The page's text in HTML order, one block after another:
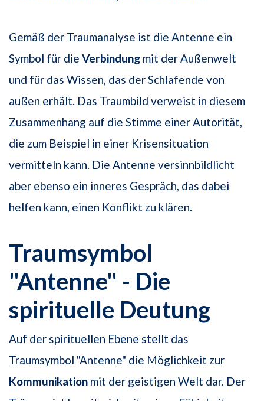
Gemäß der Traumanalyse ist die Antenne ein
Symbol für die Verbindung mit der Außenwelt
und für das Wissen, das der Schlafende von
außen erhält. Das Traumbild verweist in diesem
Zusammenhang auf die Stimme einer Autorität,
die zum Beispiel in einer Krisensituation
vermitteln kann. Die Antenne versinnbildlicht
aber ebenso ein inneres Gespräch, das dabei
helfen kann, einen Konflikt zu klären.
Traumsymbol
"Antenne" - Die
spirituelle Deutung
Auf der spirituellen Ebene stellt das
Traumsymbol "Antenne" die Möglichkeit zur
Kommunikation mit der geistigen Welt dar. Der